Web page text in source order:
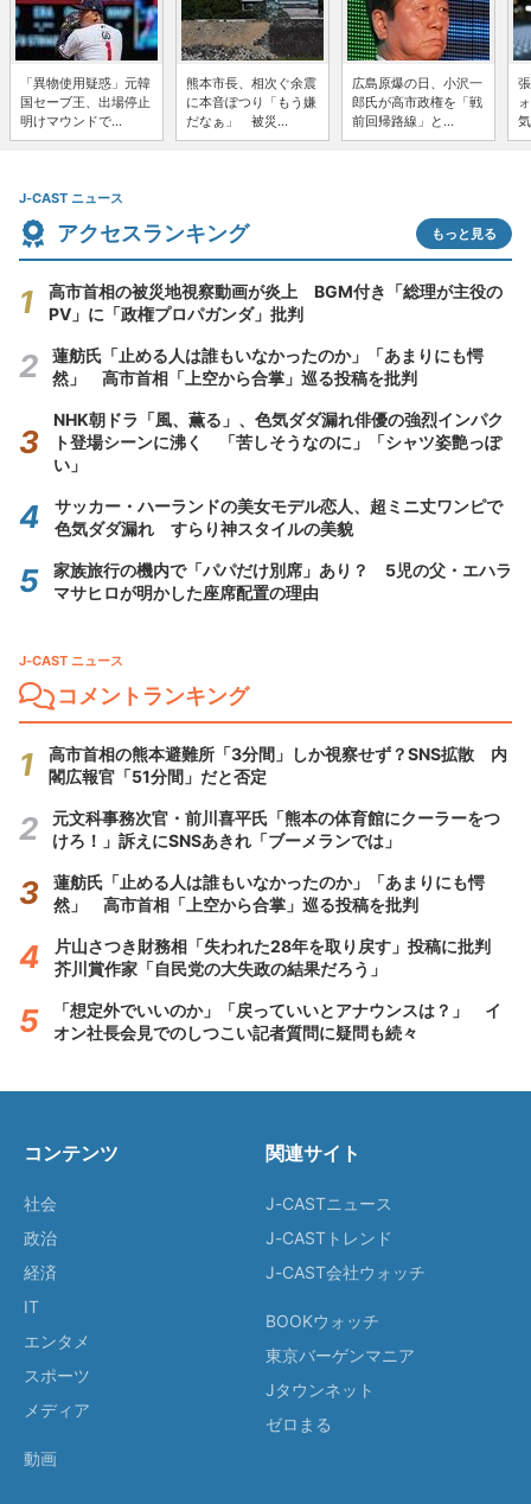
「異物使用疑惑」元韓
国セーブ王、出場停止
明けマウンドで...
熊本市長、相次ぐ余震
に本音ぽつり「もう嫌
だなぁ」 被災...
広島原爆の日、小沢一
郎氏が高市政権を「戦
前回帰路線」と...
J-CAST ニュース
アクセスランキング もっと見る
高市首相の被災地視察動画が炎上 BGM付き「総理が主役の
PV」に「政権プロパガンダ」批判
蓮舫氏「止める人は誰もいなかったのか」「あまりにも愕
然」 高市首相「上空から合掌」巡る投稿を批判
NHK朝ドラ「風、薫る」、色気ダダ漏れ俳優の強烈インパク
ト登場シーンに沸く 「苦しそうなのに」「シャツ姿艶っぽ
い」
サッカー・ハーランドの美女モデル恋人、超ミニ丈ワンピで
色気ダダ漏れ すらり神スタイルの美貌
家族旅行の機内で「パパだけ別席」あり？ 5児の父・エハラ
マサヒロが明かした座席配置の理由
J-CAST ニュース
コメントランキング
高市首相の熊本避難所「3分間」しか視察せず？SNS拡散 内
閣広報官「51分間」だと否定
元文科事務次官・前川喜平氏「熊本の体育館にクーラーをつ
けろ！」訴えにSNSあきれ「ブーメランでは」
蓮舫氏「止める人は誰もいなかったのか」「あまりにも愕
然」 高市首相「上空から合掌」巡る投稿を批判
片山さつき財務相「失われた28年を取り戻す」投稿に批判
芥川賞作家「自民党の大失政の結果だろう」
「想定外でいいのか」「戻っていいとアナウンスは？」 イ
オン社長会見でのしつこい記者質問に疑問も続々
コンテンツ
社会
政治
経済
IT
エンタメ
スポーツ
メディア
動画
関連サイト
J-CASTニュース
J-CASTトレンド
J-CAST会社ウォッチ
BOOKウォッチ
東京バーゲンマニア
Jタウンネット
ゼロまる